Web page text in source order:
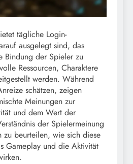
tägliche Login-
ausgelegt sind, das
Bindung der Spieler zu
Ressourcen, Charaktere
werden. Während
schätzen, zeigen
Meinungen zur
und dem Wert der
der Spielermeinung
zu beurteilen, wie sich diese
Gameplay und die Aktivität